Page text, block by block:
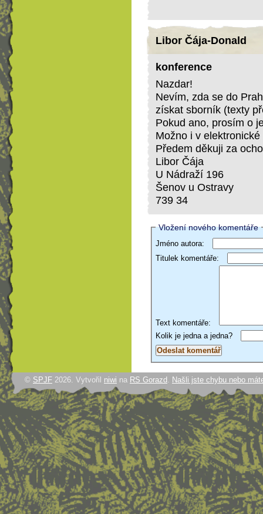
Libor Čája-Donald
konference
Nazdar!
Nevím, zda se do
získat sborník (texty
Pokud ano, prosím o
Možno i v
Předem děkuji za
Libor Čája
U Nádraží 196
Šenov u Ostravy
739 34
Vložení nového komentáře
Jméno autora:
Titulek komentáře:
Text komentáře:
Kolik je jedna a jedna?
© SPJF 2026. Vytvořil niwi na RS Gorazd . Našli jste chybu nebo